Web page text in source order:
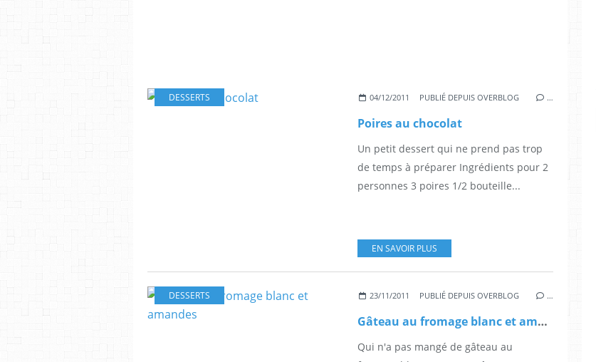
DESSERTS 04/12/2011 PUBLIÉ DEPUIS OVERBLOG …
Poires au chocolat
Un petit dessert qui ne prend pas trop
de temps à préparer Ingrédients pour 2
personnes 3 poires 1/2 bouteille...
EN SAVOIR PLUS
DESSERTS 23/11/2011 PUBLIÉ DEPUIS OVERBLOG …
Gâteau au fromage blanc et amandes
Qui n'a pas mangé de gâteau au